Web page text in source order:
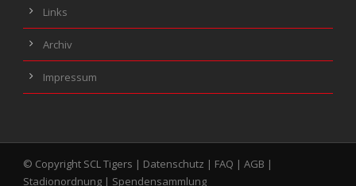
Links
Archiv
Impressum
© Copyright SCL Tigers | Datenschutz | FAQ | AGB |
Stadionordnung | Spendensammlung